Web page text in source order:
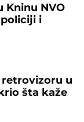
Kninu NVO
i
u
šta kaže